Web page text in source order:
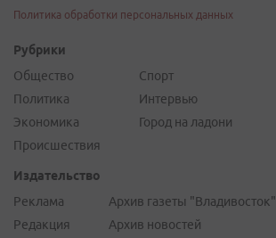
Политика обработки персональных данных
Рубрики
Общество
Политика
Экономика
Происшествия
Спорт
Интервью
Город на ладони
Издательство
Реклама
Редакция
Архив газеты "Владивосток"
Архив новостей